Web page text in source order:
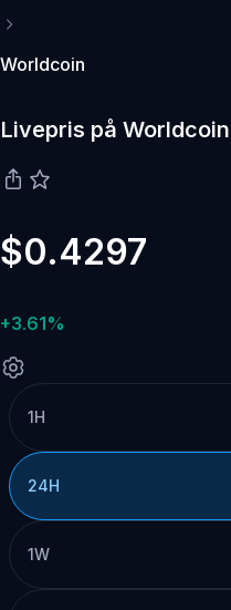
Worldcoin
Livepris på
$0.4297
+3.61%
1H
24H
1W